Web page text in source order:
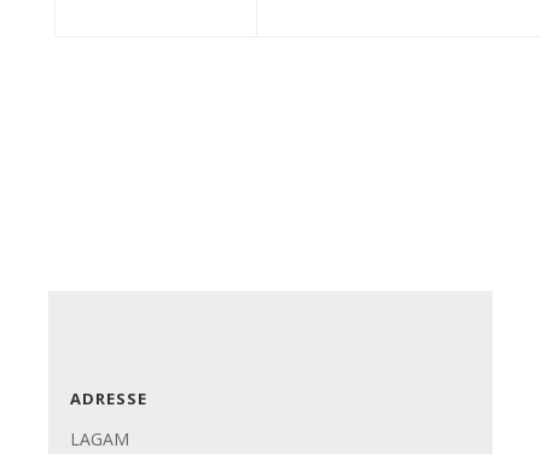
ADRESSE
LAGAM